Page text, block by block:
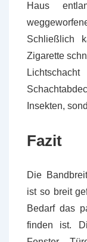
Haus
Schließlich
Zigarette
Insekten,
Fazit
Die
ist so breit
Bedarf das
finden ist.